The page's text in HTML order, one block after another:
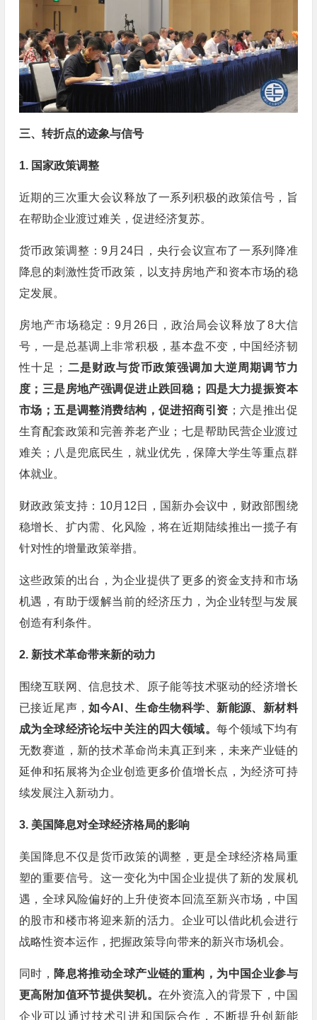
三、转折点的迹象与信号
1. 国家政策调整
近期的三次重大会议释放了一系列积极的政策信号，旨
在帮助企业渡过难关，促进经济复苏。
货币政策调整：9月24日，央行会议宣布了一系列降准
降息的刺激性货币政策，以支持房地产和资本市场的稳
定发展。
房地产市场稳定：9月26日，政治局会议释放了8大信
号，一是总基调上非常积极，基本盘不变，中国经济韧
性十足； 二是财政与货币政策强调加大逆周期调节力
度；三是房地产强调促进止跌回稳；四是大力提振资本
市场；五是调整消费结构，促进招商引资 ；六是推出促
生育配套政策和完善养老产业；七是帮助民营企业渡过
难关；八是兜底民生，就业优先，保障大学生等重点群
体就业。
财政政策支持：10月12日，国新办会议中，财政部围绕
稳增长、扩内需、化风险，将在近期陆续推出一揽子有
针对性的增量政策举措。
这些政策的出台，为企业提供了更多的资金支持和市场
机遇，有助于缓解当前的经济压力，为企业转型与发展
创造有利条件。
2. 新技术革命带来新的动力
围绕互联网、信息技术、原子能等技术驱动的经济增长
已接近尾声，如今AI、生命生物科学、新能源、新材料
成为全球经济论坛中关注的四大领域。每个领域下均有
无数赛道，新的技术革命尚未真正到来，未来产业链的
延伸和拓展将为企业创造更多价值增长点，为经济可持
续发展注入新动力。
3. 美国降息对全球经济格局的影响
美国降息不仅是货币政策的调整，更是全球经济格局重
塑的重要信号。这一变化为中国企业提供了新的发展机
遇，全球风险偏好的上升使资本回流至新兴市场，中国
的股市和楼市将迎来新的活力。企业可以借此机会进行
战略性资本运作，把握政策导向带来的新兴市场机会。
同时， 降息将推动全球产业链的重构，为中国企业参与
更高附加值环节提供契机。 在外资流入的背景下，中国
企业可以通过技术引进和国际合作，不断提升创新能